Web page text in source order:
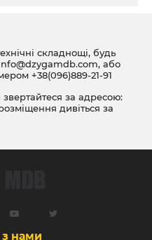
складнощі, будь
, або
+38(096)889-21-91
за адресою:
дивіться за
з нами